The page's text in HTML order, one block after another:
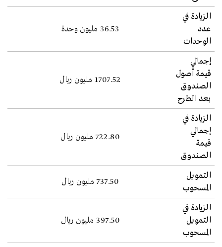
الزيادة في
عدد
الوحدات
36.53 مليون وحدة
إجمالي
قيمة أصول
الصندوق
بعد الطرح
1707.52 مليون ريال
الزيادة في
إجمالي
قيمة
الصندوق
722.80 مليون ريال
التمويل
المسحوب
737.50 مليون ريال
الزيادة في
التمويل
المسحوب
397.50 مليون ريال